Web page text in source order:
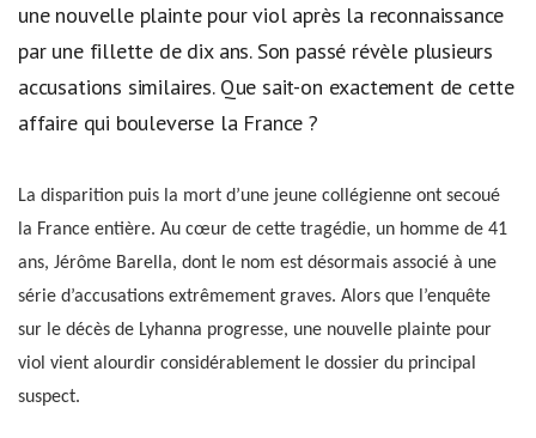
une nouvelle plainte pour viol après la reconnaissance
par une fillette de dix ans. Son passé révèle plusieurs
accusations similaires. Que sait-on exactement de cette
affaire qui bouleverse la France ?
La disparition puis la mort d’une jeune collégienne ont secoué
la France entière. Au cœur de cette tragédie, un homme de 41
ans, Jérôme Barella, dont le nom est désormais associé à une
série d’accusations extrêmement graves. Alors que l’enquête
sur le décès de Lyhanna progresse, une nouvelle plainte pour
viol vient alourdir considérablement le dossier du principal
suspect.